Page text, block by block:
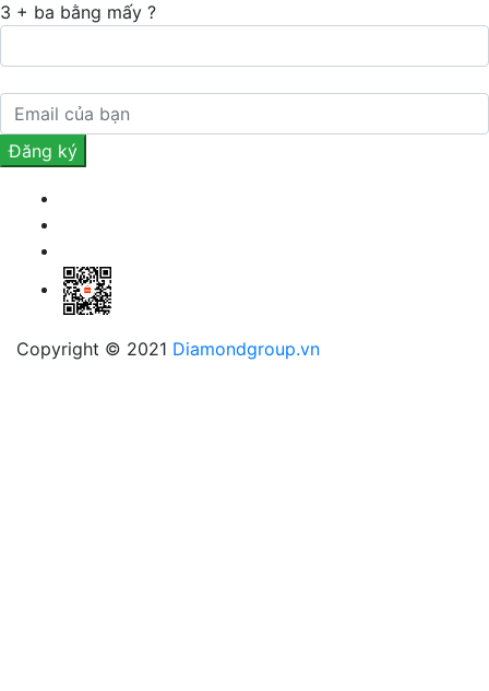
3 + ba bằng mấy ?
Copyright © 2021 Diamondgroup.vn